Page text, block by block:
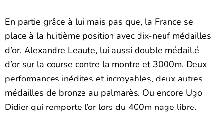
En partie grâce à lui mais pas que, la France se
place à la huitième position avec dix-neuf médailles
d’or. Alexandre Leaute, lui aussi double médaillé
d’or sur la course contre la montre et 3000m. Deux
performances inédites et incroyables, deux autres
médailles de bronze au palmarès. Ou encore Ugo
Didier qui remporte l’or lors du 400m nage libre.